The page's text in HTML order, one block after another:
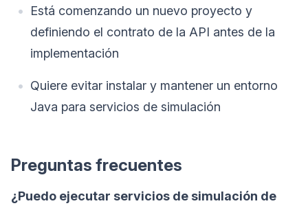
Está comenzando un nuevo proyecto y
definiendo el contrato de la API antes de la
implementación
Quiere evitar instalar y mantener un entorno
Java para servicios de simulación
Preguntas frecuentes
¿Puedo ejecutar servicios de simulación de